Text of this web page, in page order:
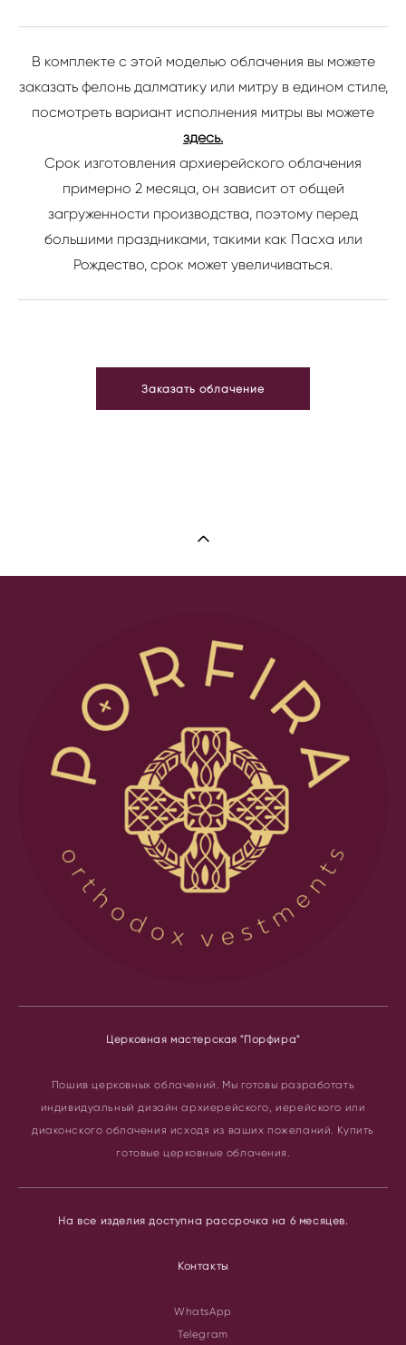
В комплекте с этой моделью облачения вы можете
заказать фелонь далматику или митру в едином стиле,
здесь.
Срок изготовления архиерейского облачения
примерно 2 месяца, он зависит от общей
загруженности производства, поэтому перед
большими праздниками, такими как Пасха или
Рождество, срок может увеличиваться.
Заказать облачение
Церковная мастерская "Порфира"
Пошив церковных облачений. Мы готовы разработать
индивидуальный дизайн архиерейского, иерейского или
диаконского облачения исходя из ваших пожеланий. Купить
готовые церковные облачения.
На все изделия доступна рассрочка на 6 месяцев.
Контакты
WhatsApp
Telegram